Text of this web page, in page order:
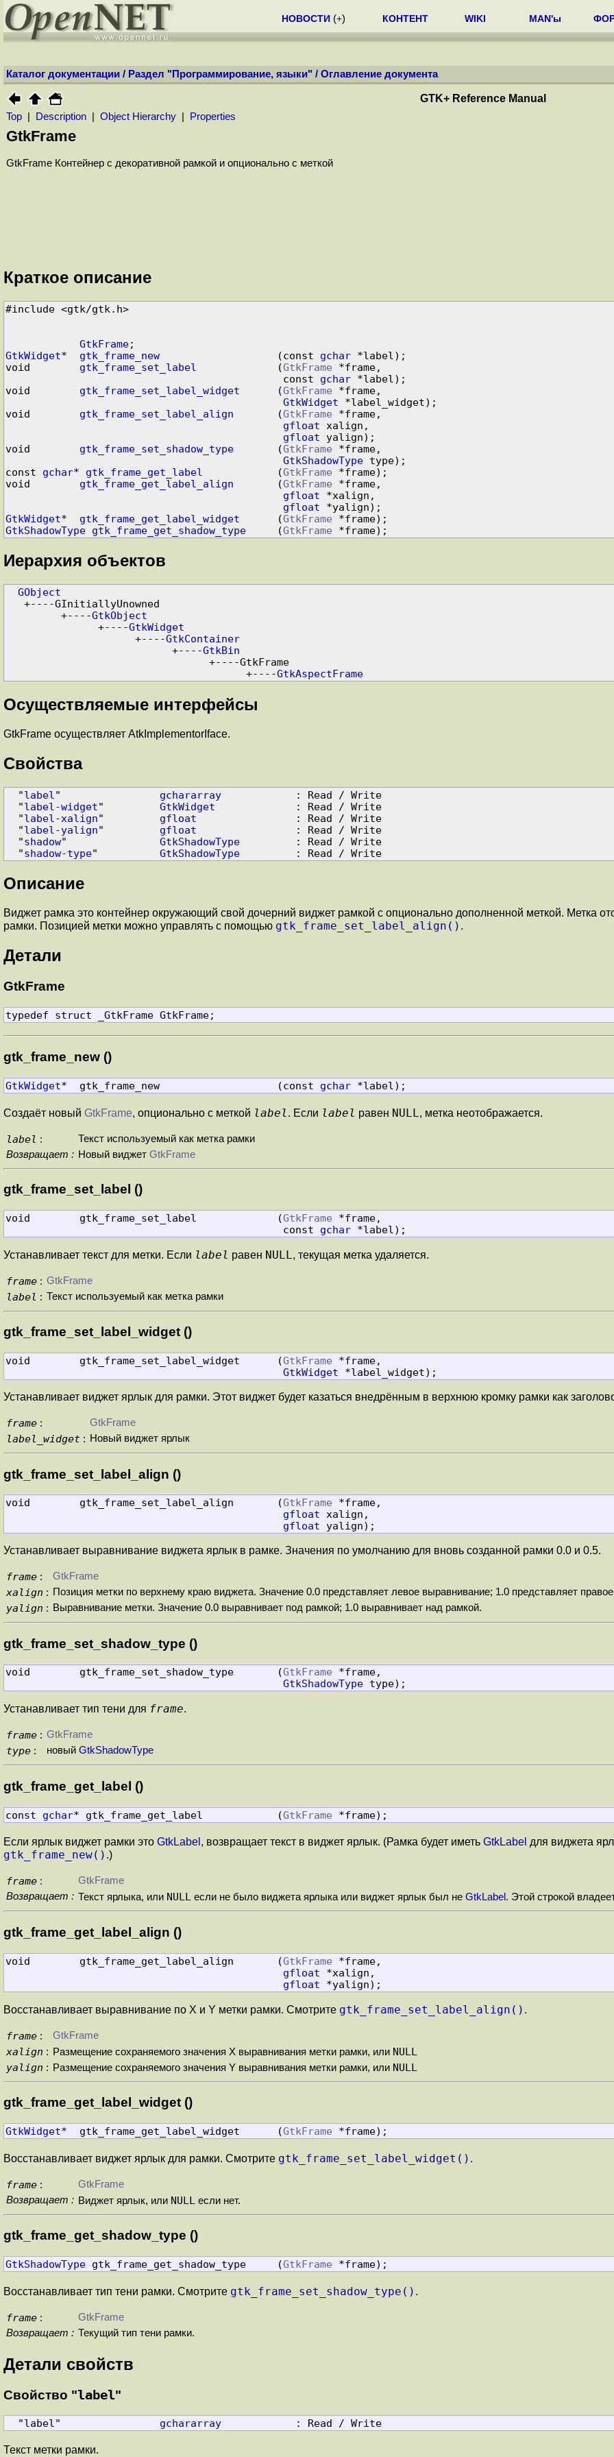
НОВОСТИ (+) КОНТЕНТ WIKI MAN'ы
Каталог документации / Раздел "Программирование, языки" / Оглавление документа
GTK+ Reference Manual
Top Description Object Hierarchy Properties
GtkFrame
GtkFrame Контейнер с декоративной рамкой и опционально с меткой
Краткое описание
#include <gtk/gtk.h>
GtkFrame
GtkWidget* gtk_frame_new
                   (const
gchar *label);
void gtk_frame_set_label
             (
GtkFrame *frame,
                                             const
gchar *label);
void gtk_frame_set_label_widget
      (
GtkFrame *frame,
GtkWidget *label_widget);
void gtk_frame_set_label_align
       (
GtkFrame *frame,
gfloat xalign,
gfloat yalign);
void gtk_frame_set_shadow_type
       (
GtkFrame *frame,
GtkShadowType type);
const gchar* gtk_frame_get_label
            (
GtkFrame *frame);
void gtk_frame_get_label_align
       (
GtkFrame *frame,
gfloat *xalign,
gfloat
GtkWidget* gtk_frame_get_label_widget
      (
GtkFrame
GtkShadowType gtk_frame_get_shadow_type
     (
GtkFrame
Иерархия объектов
GObject
         +----
GtkObject
               +----
GtkWidget
                     +----
GtkContainer
                           +----
GtkBin
                                       +----
GtkAspectFrame
Осуществляемые интерфейсы
GtkFrame осуществляет AtkImplementorIface.
Свойства
  "
label " gchararray
            : Read / Write
  "
label-widget" GtkWidget
             : Read / Write
  "
label-xalign" gfloat
                : Read / Write
  "
label-yalign" gfloat
                : Read / Write
  "
shadow" GtkShadowType
         : Read / Write
  "
shadow-type" GtkShadowType
         : Read / Write
Описание
Виджет рамка это контейнер окружающий свой дочерний виджет рамкой с опционально дополненной меткой. Метка
рамки. Позицией метки можно управлять с помощью gtk_frame_set_label_align() .
Детали
GtkFrame
typedef struct _GtkFrame GtkFrame;
gtk_frame_new ()
GtkWidget*  gtk_frame_new                   (const gchar *label);
Создаёт новый GtkFrame, опционально с меткой label . Если label равен NULL , метка неотображается.
label :
Текст используемый как метка рамки
Возвращает : Новый виджет GtkFrame
gtk_frame_set_label ()
void        gtk_frame_set_label             (GtkFrame *frame,
                                             const
gchar *label);
Устанавливает текст для метки. Если label равен NULL , текущая метка удаляется.
frame : GtkFrame
label : Текст используемый как метка рамки
gtk_frame_set_label_widget ()
void        gtk_frame_set_label_widget      (GtkFrame *frame,
GtkWidget *label_widget);
Устанавливает виджет ярлык для рамки. Этот виджет будет казаться внедрённым в верхнюю кромку рамки как
frame : GtkFrame
label_widget : Новый виджет ярлык
gtk_frame_set_label_align ()
void        gtk_frame_set_label_align       (GtkFrame *frame,
gfloat xalign,
gfloat yalign);
Устанавливает выравнивание виджета ярлык в рамке. Значения по умолчанию для вновь созданной рамки 0.0 и 0.5.
frame : GtkFrame
xalign : Позиция метки по верхнему краю виджета. Значение 0.0 представляет левое выравнивание; 1.0 представляет
yalign : Выравнивание метки. Значение 0.0 выравнивает под рамкой; 1.0 выравнивает над рамкой.
gtk_frame_set_shadow_type ()
void        gtk_frame_set_shadow_type       (GtkFrame *frame,
GtkShadowType type);
Устанавливает тип тени для frame.
frame : GtkFrame
type : новый GtkShadowType
gtk_frame_get_label ()
const gchar* gtk_frame_get_label            (GtkFrame *frame);
Если ярлык виджет рамки это GtkLabel , возвращает текст в виджет ярлык. (Рамка будет иметь GtkLabel для виджета
gtk_frame_new() .)
frame :
GtkFrame
Возвращает : Текст ярлыка, или NULL если не было виджета ярлыка или виджет ярлык был не GtkLabel . Этой строкой
gtk_frame_get_label_align ()
void        gtk_frame_get_label_align       (GtkFrame *frame,
gfloat *xalign,
gfloat *yalign);
Восстанавливает выравнивание по X и Y метки рамки. Смотрите gtk_frame_set_label_align() .
frame : GtkFrame
xalign : Размещение сохраняемого значения X выравнивания метки рамки, или NULL
yalign : Размещение сохраняемого значения Y выравнивания метки рамки, или NULL
gtk_frame_get_label_widget ()
GtkWidget*  gtk_frame_get_label_widget      (GtkFrame *frame);
Восстанавливает виджет ярлык для рамки. Смотрите gtk_frame_set_label_widget() .
frame :
GtkFrame
Возвращает : Виджет ярлык, или NULL если нет.
gtk_frame_get_shadow_type ()
GtkShadowType gtk_frame_get_shadow_type     (GtkFrame *frame);
Восстанавливает тип тени рамки. Смотрите gtk_frame_set_shadow_type() .
frame :
GtkFrame
Возвращает : Текущий тип тени рамки.
Детали свойств
Свойство "label"
  "label"
gchararray
            : Read / Write
Текст метки рамки.